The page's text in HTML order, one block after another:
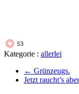
53
Kategorie : allerlei
← Grünzeugs.
Jetzt raucht’s